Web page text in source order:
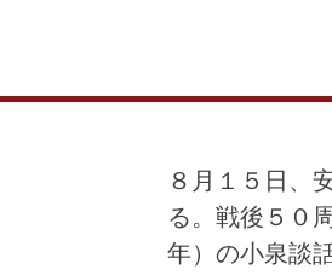
８月１５日、
る。戦後５０
年）の小泉談